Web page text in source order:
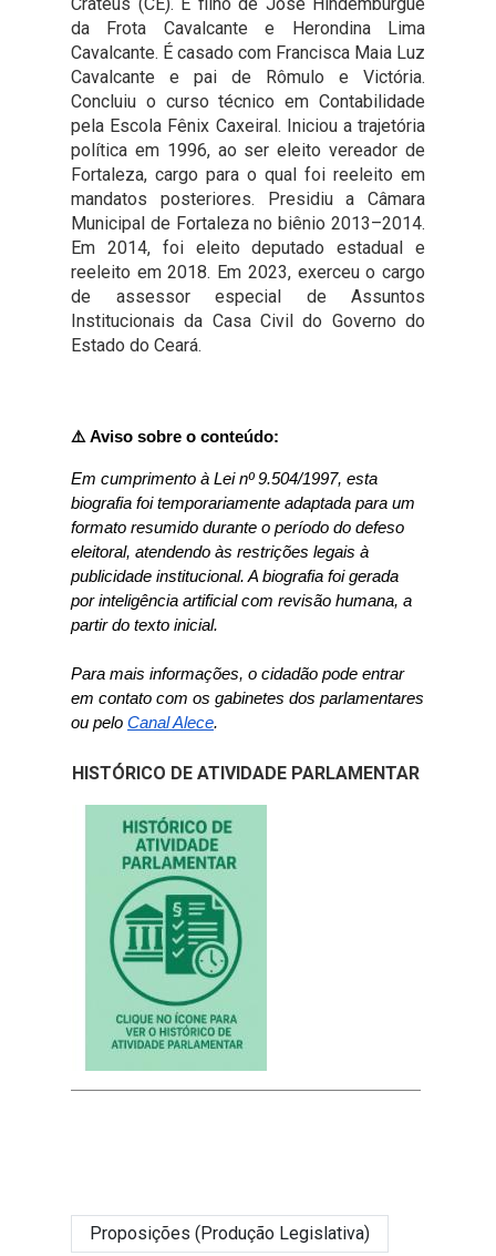
2ª Companhia de Polícia de
Guarda (2ª CPG)
Departamento de
Documentação e Informação
da Frota Cavalcante e Herondina Lima
Cavalcante. É casado com Francisca Maia Luz
Cavalcante e pai de Rômulo e Victória.
Concluiu o curso técnico em Contabilidade
pela Escola Fênix Caxeiral. Iniciou a trajetória
política em 1996, ao ser eleito vereador de
Fortaleza, cargo para o qual foi reeleito em
mandatos posteriores. Presidiu a Câmara
Municipal de Fortaleza no biênio 2013–2014.
Em 2014, foi eleito deputado estadual e
reeleito em 2018. Em 2023, exerceu o cargo
de assessor especial de Assuntos
Institucionais da Casa Civil do Governo do
Estado do Ceará.
⚠️ Aviso sobre o conteúdo:
Em cumprimento à Lei nº 9.504/1997, esta
biografia foi temporariamente adaptada para um
formato resumido durante o período do defeso
eleitoral, atendendo às restrições legais à
publicidade institucional. A biografia foi gerada
por inteligência artificial com revisão humana, a
partir do texto inicial.
Para mais informações, o cidadão pode entrar
em contato com os gabinetes dos parlamentares
ou pelo Canal Alece(Abre em nova janela)
.
HISTÓRICO DE ATIVIDADE PARLAMENTAR
Proposições (Produção Legislativa)